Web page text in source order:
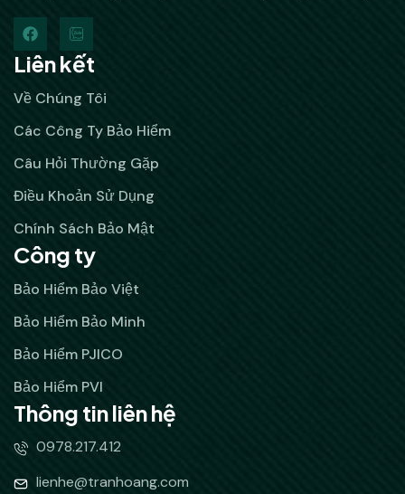
Liên kết
Về Chúng Tôi
Các Công Ty Bảo Hiểm
Câu Hỏi Thường Gặp
Điều Khoản Sử Dụng
Chính Sách Bảo Mật
Công ty
Bảo Hiểm Bảo Việt
Bảo Hiểm Bảo Minh
Bảo Hiểm PJICO
Bảo Hiểm PVI
Thông tin liên hệ
0978.217.412
lienhe@tranhoang.com